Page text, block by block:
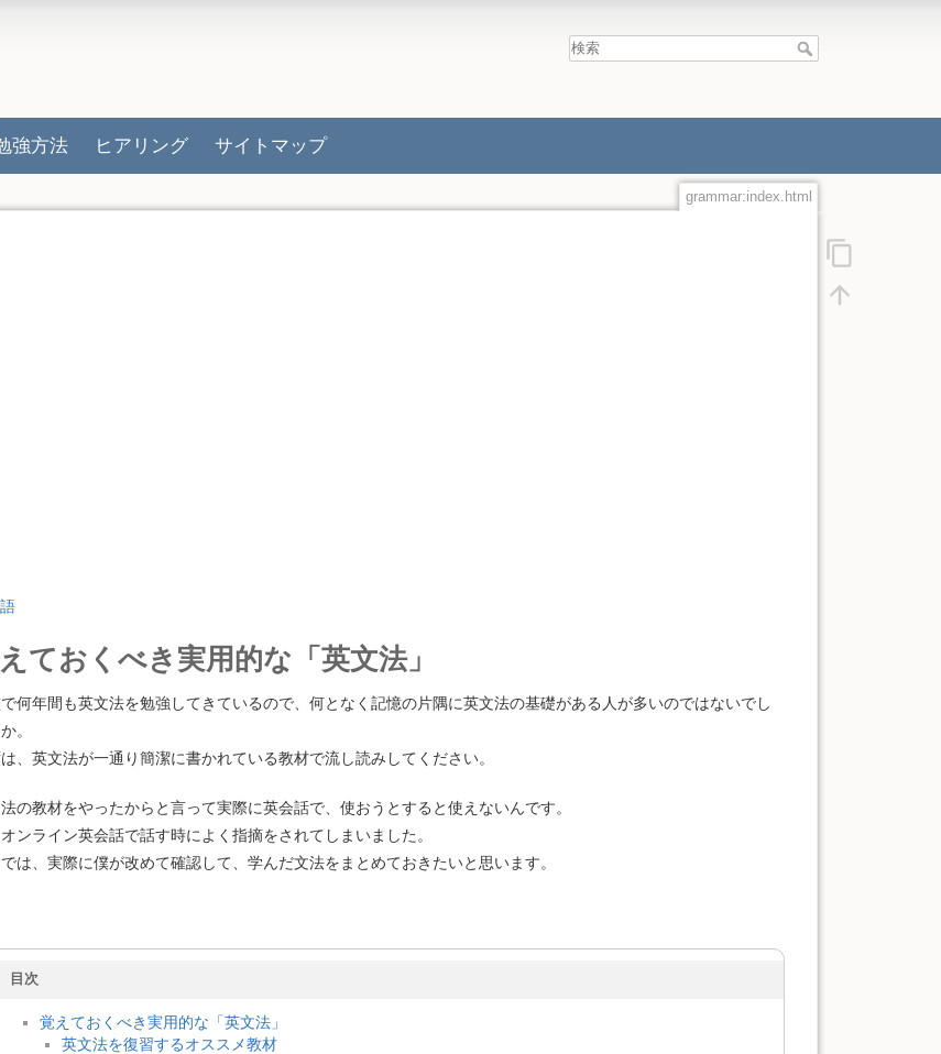
強方法 ヒアリング サイトマップ
grammar:index.html
ておくべき実用的な「英文法」
何年間も英文法を勉強してきているので、何となく記憶の片隅に英文法の基礎がある人が多いのではないでし
。
は、英文法が一通り簡潔に書かれている教材で流し読みしてください。
の教材をやったからと言って実際に英会話で、使おうとすると使えないんです。
ンライン英会話で話す時によく指摘をされてしまいました。
は、実際に僕が改めて確認して、学んだ文法をまとめておきたいと思います。
目次
覚えておくべき実用的な「英文法」
英文法を復習するオススメ教材